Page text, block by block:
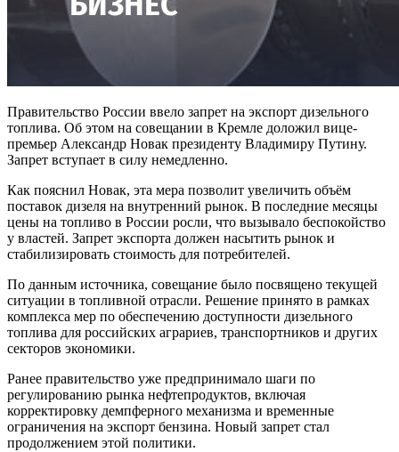
Правительство России ввело запрет на экспорт дизельного
топлива. Об этом на совещании в Кремле доложил вице-
премьер Александр Новак президенту Владимиру Путину.
Запрет вступает в силу немедленно.
Как пояснил Новак, эта мера позволит увеличить объём
поставок дизеля на внутренний рынок. В последние месяцы
цены на топливо в России росли, что вызывало беспокойство
у властей. Запрет экспорта должен насытить рынок и
стабилизировать стоимость для потребителей.
По данным источника, совещание было посвящено текущей
ситуации в топливной отрасли. Решение принято в рамках
комплекса мер по обеспечению доступности дизельного
топлива для российских аграриев, транспортников и других
секторов экономики.
Ранее правительство уже предпринимало шаги по
регулированию рынка нефтепродуктов, включая
корректировку демпферного механизма и временные
ограничения на экспорт бензина. Новый запрет стал
продолжением этой политики.